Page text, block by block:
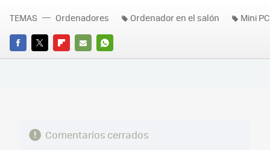
FACEBOOK
TWITTERFLIPBOARD
E-
WHATSAPP
TEMAS Ordenadores Ordenador en el salón Mini PC
Comentarios cerrados